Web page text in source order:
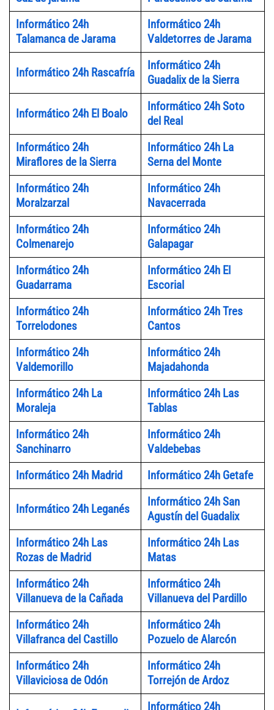
Informático 24h
Talamanca de Jarama
Informático 24h
Valdetorres de Jarama
Informático 24h Rascafría
Informático 24h
Guadalix de la Sierra
Informático 24h El Boalo
Informático 24h Soto
del Real
Informático 24h
Miraflores de la Sierra
Informático 24h La
Serna del Monte
Informático 24h
Moralzarzal
Informático 24h
Navacerrada
Informático 24h
Colmenarejo
Informático 24h
Galapagar
Informático 24h
Guadarrama
Informático 24h El
Escorial
Informático 24h
Torrelodones
Informático 24h Tres
Cantos
Informático 24h
Valdemorillo
Informático 24h
Majadahonda
Informático 24h La
Moraleja
Informático 24h Las
Tablas
Informático 24h
Sanchinarro
Informático 24h
Valdebebas
Informático 24h Madrid
Informático 24h Getafe
Informático 24h Leganés
Informático 24h San
Agustín del Guadalix
Informático 24h Las
Rozas de Madrid
Informático 24h Las
Matas
Informático 24h
Villanueva de la Cañada
Informático 24h
Villanueva del Pardillo
Informático 24h
Villafranca del Castillo
Informático 24h
Pozuelo de Alarcón
Informático 24h
Villaviciosa de Odón
Informático 24h
Torrejón de Ardoz
Informático 24h